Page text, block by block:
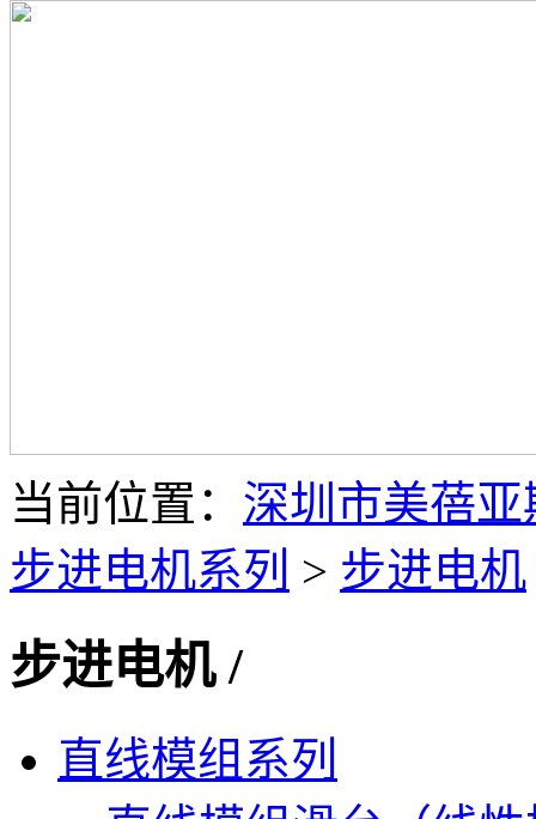
当前位置： 深圳市美蓓
步进电机系列 > 步进电机
步进电机/
直线模组系列